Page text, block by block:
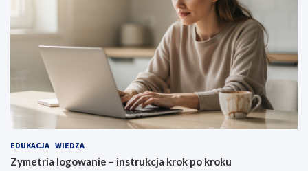
EDUKACJA WIEDZA
Zymetria logowanie – instrukcja krok po kroku